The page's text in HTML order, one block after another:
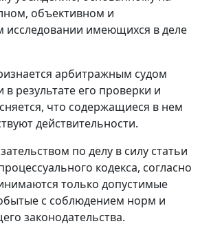
объективном и
исследовании имеющихся в деле
арбитражным судом
результате его проверки и
что содержащиеся в нем
действительности.
по делу в силу статьи
кодекса, согласно
только допустимые
с соблюдением норм и
законодательства.